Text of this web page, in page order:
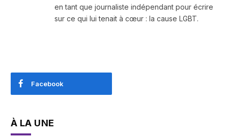
en tant que journaliste indépendant pour écrire
sur ce qui lui tenait à cœur : la cause LGBT.
Facebook
À LA UNE